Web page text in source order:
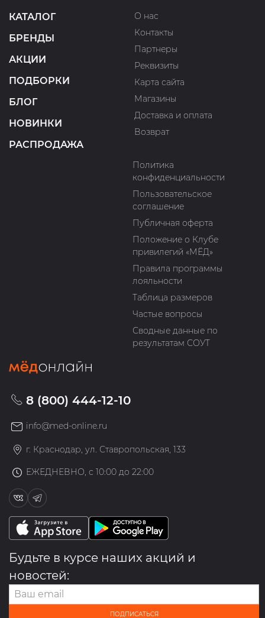
КАТАЛОГ
БРЕНДЫ
АКЦИИ
ПОДБОРКИ
БЛОГ
НОВИНКИ
РАСПРОДАЖА
О нас
Контакты
Партнеры
Реквизиты
Карта сайта
Магазины
Доставка и оплата
Возврат
Политика
конфиденциальности
Пользовательское
соглашение
Публичная оферта
Положение о Клубе
привилегий «МЁД»
Правила программы
лояльности
Таблица размеров
Частые вопросы
Сводные данные по
результатам СОУТ
8 (800) 444-12-10
info@med-online.ru
г. Краснодар, ул. Ставропольская, 133
ЕЖЕДНЕВНО, с 10:00 до 22:00
Будьте в курсе наших акций и
новостей:
ПОДПИСАТЬСЯ